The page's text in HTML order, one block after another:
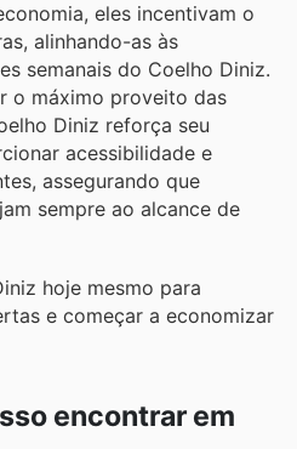
eles incentivam o
alinhando-as às
semanais do Coelho Diniz.
o máximo proveito das
Diniz reforça seu
acessibilidade e
assegurando que
sempre ao alcance de
hoje mesmo para
e começar a economizar
encontrar em